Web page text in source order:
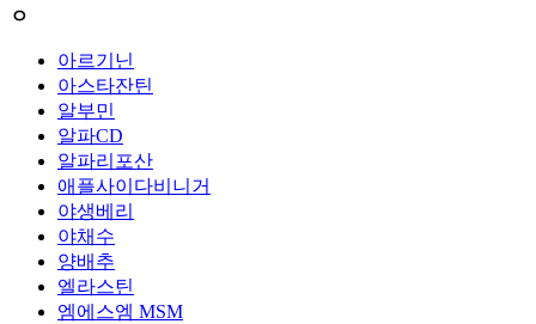
ㅇ
아르기닌
아스타잔틴
알부민
알파CD
알파리포산
애플사이다비니거
야생베리
야채수
양배추
엘라스틴
엠에스엠 MSM